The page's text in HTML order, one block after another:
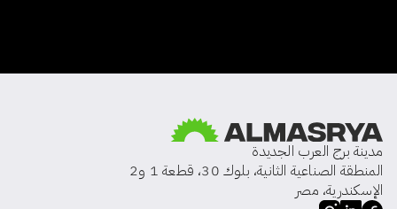
مدينة برج العرب الجديدة
المنطقة الصناعية الثانية، بلوك 30، قطعة 1 و2
الإسكندرية، مصر